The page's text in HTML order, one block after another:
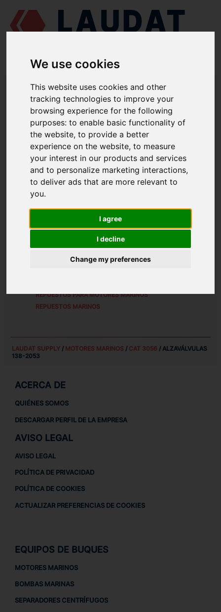
We use cookies
This website uses cookies and other
tracking technologies to improve your
browsing experience for the following
purposes:to enable basic functionality of
the website,to provide a better
experience on the website,to measure
your interest in our products and services
and to personalize marketing interactions,
to deliver ads that are more relevant to
you.
I agree
I decline
Change my preferences
LAUDAT SUPPLY/MOTORES MARINOS/ CAT 3056/ ALZAVÁLVULAS
138-2053
LAUDAT SUPPLY
CATEGORIA DE MECANISMO DE VÁLVULAS
ALZAVÁLVULAS
NÚMERO DE PIEZA: 138-2053
1382053
REPUESTOS PARA MOTORES MARINOS
REPUESTOS MARINOS
LAUDAT SUPPLY/ MOTORES MARINOS / CAT 3056 / ALZAVÁLVULAS
138-2053
ACERCA DE
QUIÉNES SOMOS
DESCARGAR PERFIL DE LA EMPRESA
AVISO LEGAL
AVISO LEGAL
POLÍTICA DE PRIVACIDAD
POLÍTICA DE COOKIES
ACTUALIZAR PREFERENCIAS DE COOKIES
EQUIPOS DE BUQUES
MOTORES MARINOS
BOMBAS MARINAS
SEPARADORES CENTRÍFUGOS